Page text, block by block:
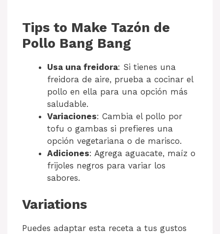
Tips to Make Tazón de
Pollo Bang Bang
Usa una freidora: Si tienes una
freidora de aire, prueba a cocinar el
pollo en ella para una opción más
saludable.
Variaciones: Cambia el pollo por
tofu o gambas si prefieres una
opción vegetariana o de marisco.
Adiciones: Agrega aguacate, maíz o
frijoles negros para variar los
sabores.
Variations
Puedes adaptar esta receta a tus gustos